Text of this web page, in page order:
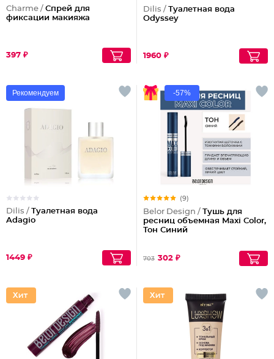
Charme / Спрей для
фиксации макияжа
397 ₽
Dilis / Туалетная вода
Odyssey
1960 ₽
Рекомендуем
Dilis / Туалетная вода
Adagio
1449 ₽
-57%
(9)
Belor Design / Тушь для
ресниц объемная Maxi Color,
Тон Синий
703 302 ₽